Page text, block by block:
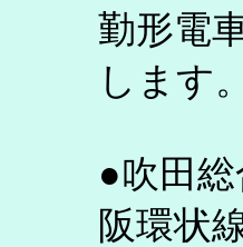
勤形電
します。
●吹田
阪環状